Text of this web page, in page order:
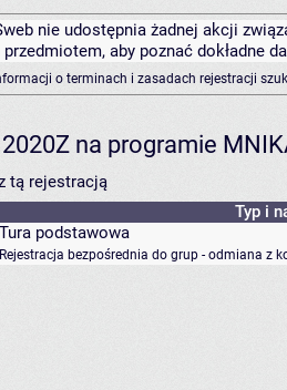
nie udostępnia żadnej akcji
aby poznać dokładne
o terminach i zasadach rejestracji
na programie
tą rejestracją
Typ i
Tura podstawowa
Rejestracja bezpośrednia do grup - odmiana z